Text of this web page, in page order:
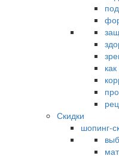
Скидки
шопинг-